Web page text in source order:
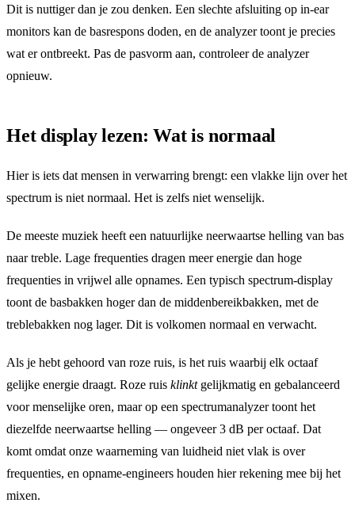
Dit is nuttiger dan je zou denken. Een slechte afsluiting op in-ear
monitors kan de basrespons doden, en de analyzer toont je precies
wat er ontbreekt. Pas de pasvorm aan, controleer de analyzer
opnieuw.
Het display lezen: Wat is normaal
Hier is iets dat mensen in verwarring brengt: een vlakke lijn over het
spectrum is niet normaal. Het is zelfs niet wenselijk.
De meeste muziek heeft een natuurlijke neerwaartse helling van bas
naar treble. Lage frequenties dragen meer energie dan hoge
frequenties in vrijwel alle opnames. Een typisch spectrum-display
toont de basbakken hoger dan de middenbereikbakken, met de
treblebakken nog lager. Dit is volkomen normaal en verwacht.
Als je hebt gehoord van roze ruis, is het ruis waarbij elk octaaf
gelijke energie draagt. Roze ruis klinktgelijkmatig en gebalanceerd
voor menselijke oren, maar op een spectrumanalyzer toont het
diezelfde neerwaartse helling — ongeveer 3 dB per octaaf. Dat
komt omdat onze waarneming van luidheid niet vlak is over
frequenties, en opname-engineers houden hier rekening mee bij het
mixen.